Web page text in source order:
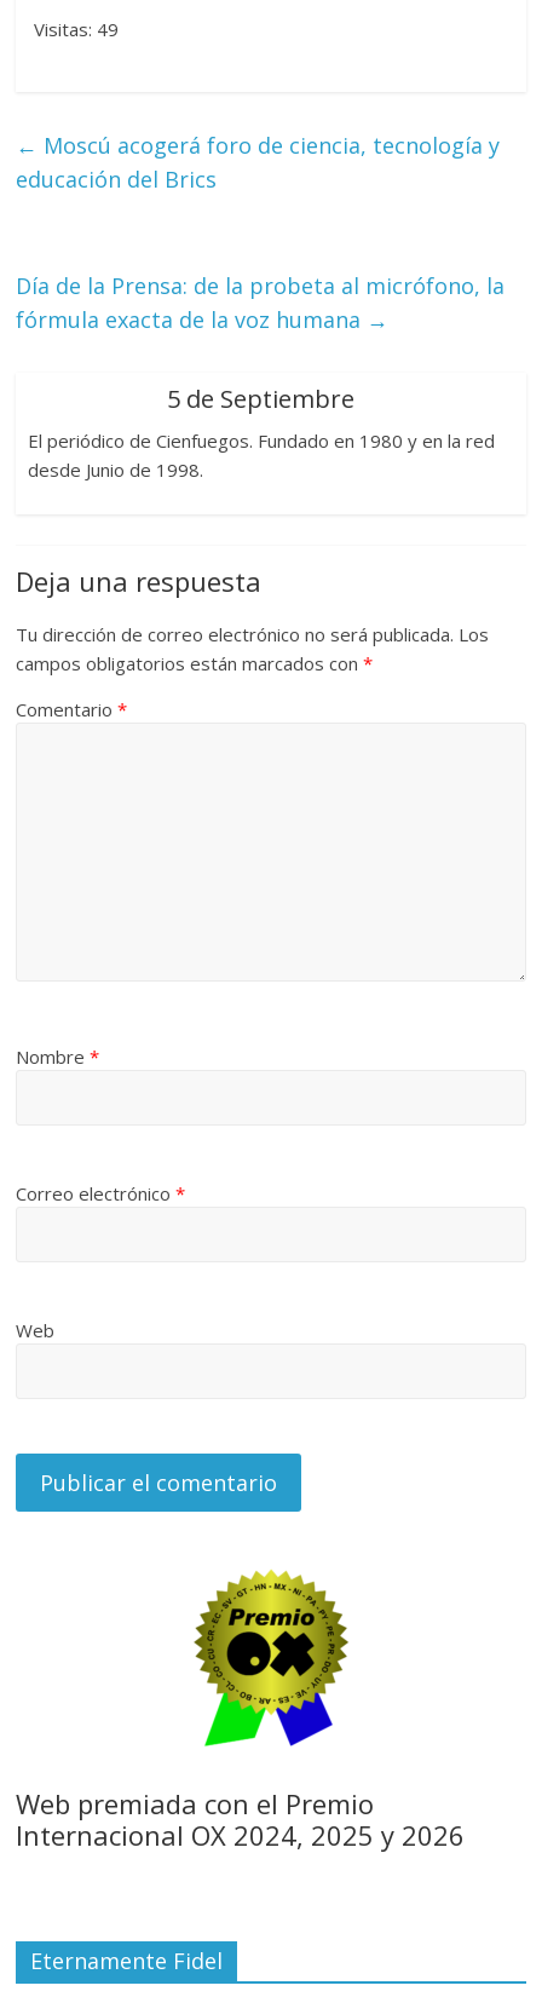
Visitas: 49
← Moscú acogerá foro de ciencia, tecnología y
educación del Brics
Día de la Prensa: de la probeta al micrófono, la
fórmula exacta de la voz humana →
5 de Septiembre
El periódico de Cienfuegos. Fundado en 1980 y en la red
desde Junio de 1998.
Deja una respuesta
Tu dirección de correo electrónico no será publicada. Los
campos obligatorios están marcados con*
Comentario*
Nombre*
Correo electrónico*
Web
Web premiada con el Premio
Internacional OX 2024, 2025 y 2026
Eternamente Fidel